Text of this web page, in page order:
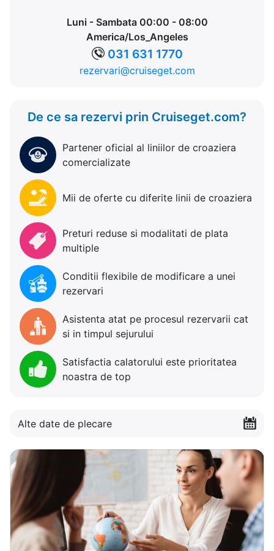
Luni - Sambata 00:00 - 08:00
America/Los_Angeles
031 631 1770
rezervari@cruiseget.com
De ce sa rezervi prin Cruiseget.com?
Partener oficial al liniilor de croaziera
comercializate
Mii de oferte cu diferite linii de croaziera
Preturi reduse si modalitati de plata
multiple
Conditii flexibile de modificare a unei
rezervari
Asistenta atat pe procesul rezervarii cat
si in timpul sejurului
Satisfactia calatorului este prioritatea
noastra de top
Alte date de plecare